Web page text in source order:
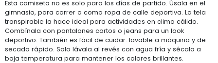
Esta camiseta no es solo para los días de partido. Úsala en el
gimnasio, para correr o como ropa de calle deportiva. La tela
transpirable la hace ideal para actividades en clima cálido.
Combínala con pantalones cortos o jeans para un look
deportivo. También es fácil de cuidar: lavable a máquina y de
secado rápido. Solo lávala al revés con agua fría y sécala a
baja temperatura para mantener los colores brillantes.